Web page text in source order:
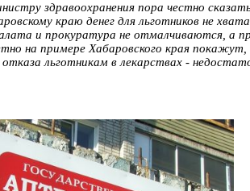
здравоохранения пора честно
краю денег для льготников не
и прокуратура не отмалчиваются, а
на примере Хабаровского края
отказа льготникам в лекарствах -